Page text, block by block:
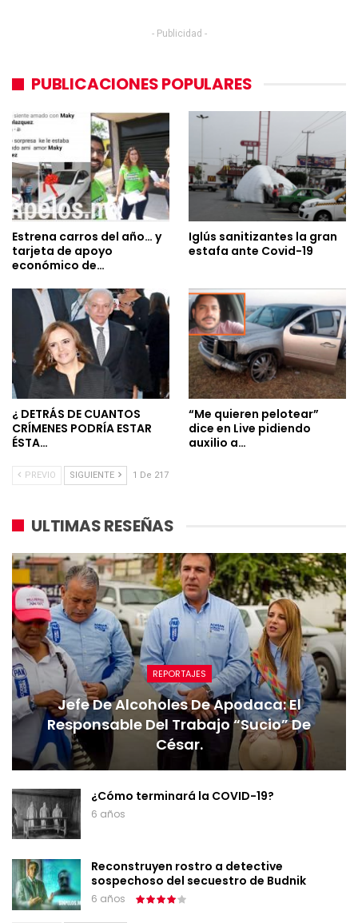
- Publicidad -
PUBLICACIONES POPULARES
Estrena carros del año… y
tarjeta de apoyo
económico de…
Iglús sanitizantes la gran
estafa ante Covid-19
¿ DETRÁS DE CUANTOS
CRÍMENES PODRÍA ESTAR
ÉSTA…
“Me quieren pelotear”
dice en Live pidiendo
auxilio a…
PREVIO SIGUIENTE 1 De 217
ULTIMAS RESEÑAS
REPORTAJES
Jefe De Alcoholes De Apodaca: El
Responsable Del Trabajo “sucio” De
César.
¿Cómo terminará la COVID-19?
6 años
Reconstruyen rostro a detective
sospechoso del secuestro de Budnik
6 años